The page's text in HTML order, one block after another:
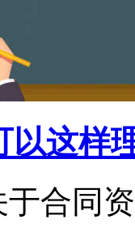
以这样
合同